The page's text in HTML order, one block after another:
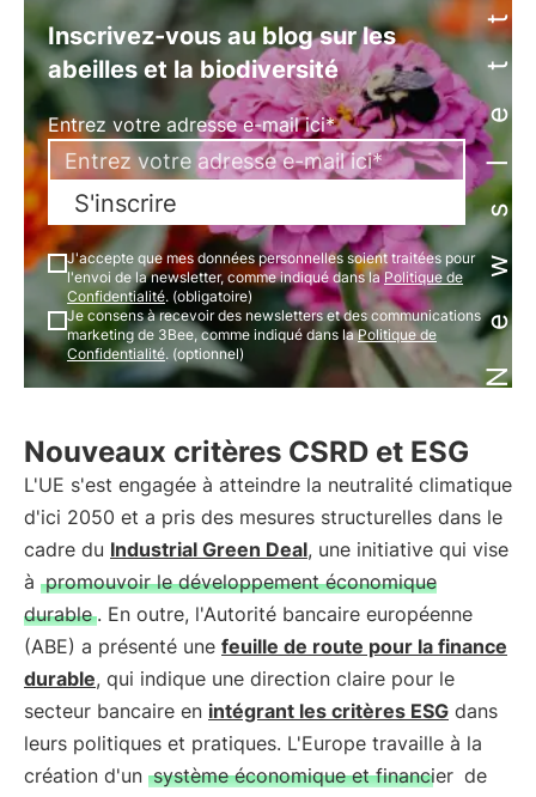
Newsletter
Inscrivez-vous au blog sur les
abeilles et la biodiversité
Entrez votre adresse e-mail ici*
S'inscrire
J'accepte que mes données personnelles soient traitées pour
l'envoi de la newsletter, comme indiqué dans laPolitique de
Confidentialité. (obligatoire)
Je consens à recevoir des newsletters et des communications
marketing de 3Bee, comme indiqué dans laPolitique de
Confidentialité. (optionnel)
Nouveaux critères CSRD et ESG
L'UE s'est engagée à atteindre la neutralité climatique
d'ici 2050 et a pris des mesures structurelles dans le
cadre du Industrial Green Deal, une initiative qui vise
à promouvoir le développement économique
durable . En outre, l'Autorité bancaire européenne
(ABE) a présenté une feuille de route pour la finance
durable, qui indique une direction claire pour le
secteur bancaire en intégrant les critères ESG dans
leurs politiques et pratiques. L'Europe travaille à la
création d'un système économique et financier de